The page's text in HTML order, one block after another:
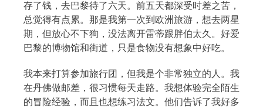
存了钱，去巴黎待了六天。前五天都深受时差之苦，
总觉得有点累。那是我第一次到欧洲旅游，想去两星
期，但放心不下狗，没法离开雷蒂跟胖伯太久。好爱
巴黎的博物馆和街道，只是食物没有想象中好吃。
我本来打算参加旅行团，但我是个非常独立的人。我
在丹佛做邮差，很习惯每天走路。我想体验完全陌生
的冒险经验，而且也想练习法文。他们告诉了我好多